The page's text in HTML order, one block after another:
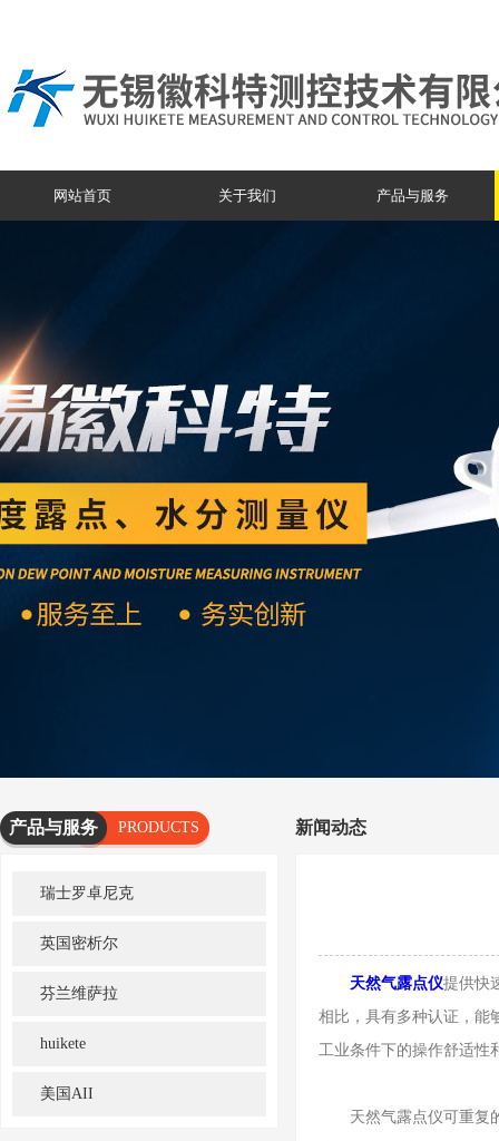
网站首页 关于我们 产品与服务
产品与服务
PRODUCTS
SERVICES
瑞士罗卓尼克
英国密析尔
芬兰维萨拉
huikete
美国AII
新闻动态
天然气露点仪提供快
相比，具有多种认证，能
工业条件下的操作舒适性
天然气露点仪可重复的